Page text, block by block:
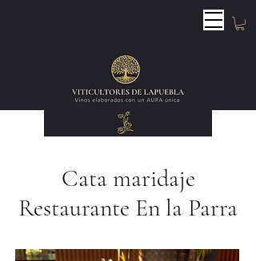
Cata maridaje
Restaurante En la Parra